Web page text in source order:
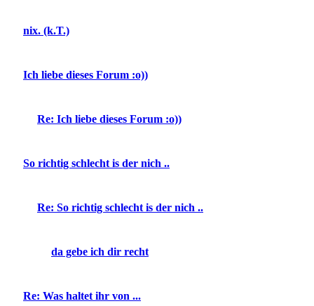
nix. (k.T.)
Ich liebe dieses Forum :o))
Re: Ich liebe dieses Forum :o))
So richtig schlecht is der nich ..
Re: So richtig schlecht is der nich ..
da gebe ich dir recht
Re: Was haltet ihr von ...